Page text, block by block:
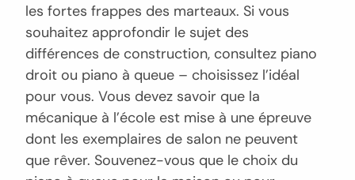
les fortes frappes des marteaux. Si vous
souhaitez approfondir le sujet des
différences de construction, consultez piano
droit ou piano à queue – choisissez l’idéal
pour vous. Vous devez savoir que la
mécanique à l’école est mise à une épreuve
dont les exemplaires de salon ne peuvent
que rêver. Souvenez-vous que le choix du